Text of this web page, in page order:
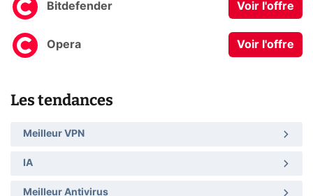
Bitdefender Voir l'offre
Opera Voir l'offre
Les tendances
Meilleur VPN
IA
Meilleur Antivirus